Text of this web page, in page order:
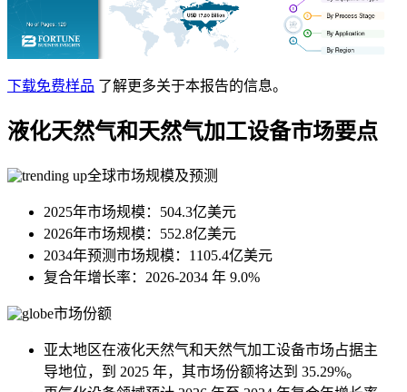
下载免费样品 了解更多关于本报告的信息。
液化天然气和天然气加工设备市场要点
全球市场规模及预测
2025年市场规模：504.3亿美元
2026年市场规模：552.8亿美元
2034年预测市场规模：1105.4亿美元
复合年增长率：2026-2034 年 9.0%
市场份额
亚太地区在液化天然气和天然气加工设备市场占据主
导地位，到 2025 年，其市场份额将达到 35.29%。